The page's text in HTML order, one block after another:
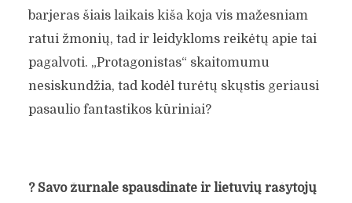
barjeras šiais laikais kiša koja vis mažesniam
ratui žmonių, tad ir leidykloms reikėtų apie tai
pagalvoti. „Protagonistas“ skaitomumu
nesiskundžia, tad kodėl turėtų skųstis geriausi
pasaulio fantastikos kūriniai?
? Savo žurnale spausdinate ir lietuvių rašytojų